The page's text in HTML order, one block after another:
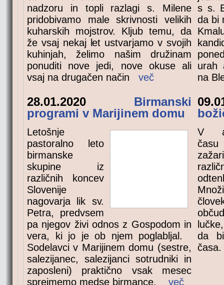
nadzoru in topli razlagi s. Milene
pridobivamo male skrivnosti velikih
kuharskih mojstrov. Kljub temu, da
že vsaj nekaj let ustvarjamo v svojih
kuhinjah, želimo našim družinam
ponuditi nove jedi, nove okuse ali
vsaj na drugačen način več
s s.
da bi
urah
na
28.01.2020 Birmanski
programi v Marijinem domu
Letošnje
pastoralno leto
birmanske
skupine iz
različnih koncev
Slovenije
nagovarja lik sv.
Petra, predvsem
pa njegov živi odnos z Gospodom in
vera, ki jo je ob njem poglabljal.
Sodelavci v Marijinem domu (sestre,
salezijanec, salezijanci sotrudniki in
zaposleni) praktično vsak mesec
sprejmemo medse birmance, več
V
da